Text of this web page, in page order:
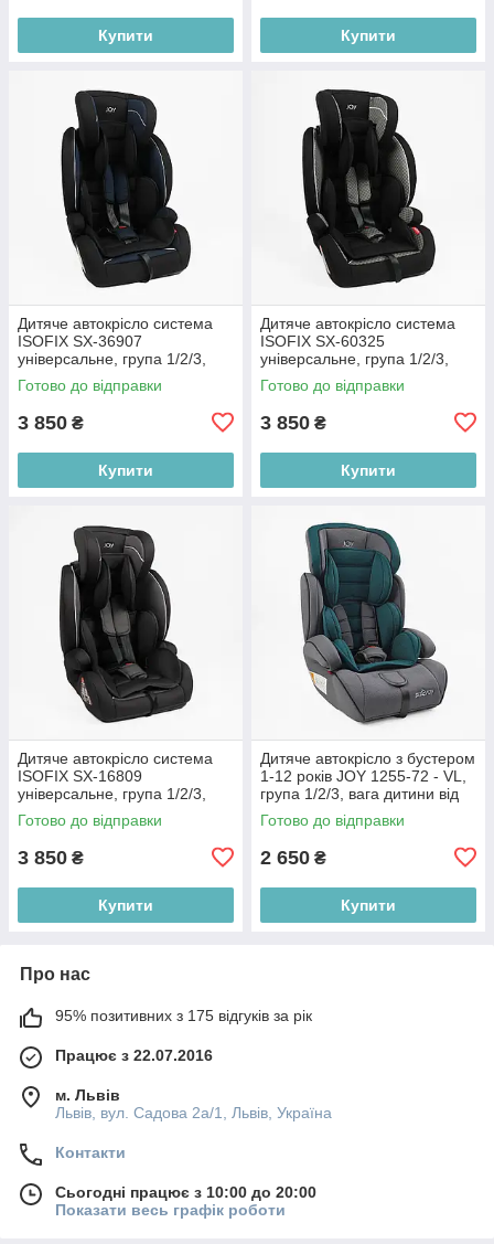
Купити Купити
Дитяче автокрісло система
ISOFIX SX-36907
універсальне, група 1/2/3,
вага дитини від 9-36 кг, синій
Готово до відправки
3 850 ₴
Купити
Дитяче автокрісло система
ISOFIX SX-60325
універсальне, група 1/2/3,
вага дитини від 9-36 кг,
світло-сіре
Готово до відправки
3 850 ₴
Купити
Дитяче автокрісло система
ISOFIX SX-16809
універсальне, група 1/2/3,
вага дитини від 9-36 кг,
темно-сіре
Готово до відправки
3 850 ₴
Купити
Дитяче автокрісло з бустером
1-12 років JOY 1255-72 - VL,
група 1/2/3, вага дитини від
9-36 кг, сіро-зелений
Готово до відправки
2 650 ₴
Купити
Про нас
95% позитивних з 175 відгуків за рік
Працює з 22.07.2016
м. Львів
Львів, вул. Садова 2а/1, Львів, Україна
Контакти
Сьогодні працює з 10:00 до 20:00
Показати весь графік роботи